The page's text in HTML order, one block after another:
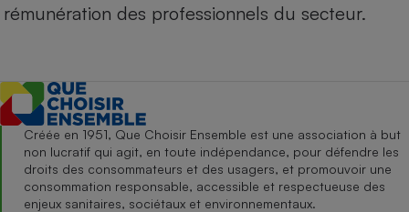
rémunération des professionnels du secteur.
Créée en 1951, Que Choisir Ensemble est une association à but
non lucratif qui agit, en toute indépendance, pour défendre les
droits des consommateurs et des usagers, et promouvoir une
consommation responsable, accessible et respectueuse des
enjeux sanitaires, sociétaux et environnementaux.